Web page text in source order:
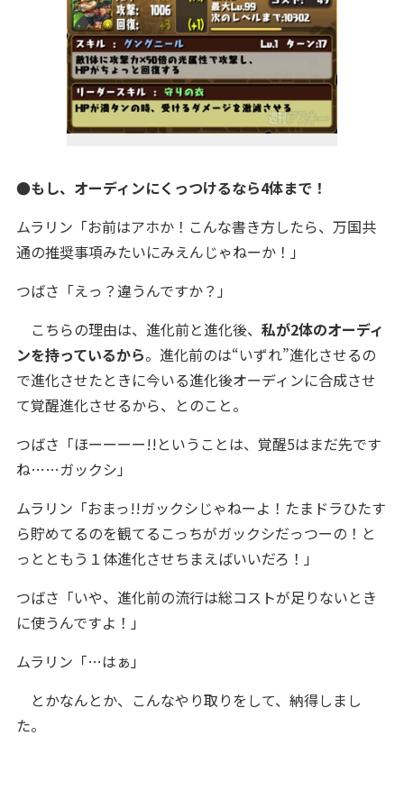
●もし、オーディンにくっつけるなら4体まで！
ムラリン「お前はアホか！こんな書き方したら、万国共
通の推奨事項みたいにみえんじゃねーか！」
つばさ「えっ？違うんですか？」
こちらの理由は、進化前と進化後、 私が2体のオーディ
ンを持っているから。進化前のは“いずれ”進化させるの
で進化させたときに今いる進化後オーディンに合成させ
て覚醒進化させるから、とのこと。
つばさ「ほーーーー!!ということは、覚醒5はまだ先です
ね……ガックシ」
ムラリン「おまっ!!ガックシじゃねーよ！たまドラひたす
ら貯めてるのを観てるこっちがガックシだっつーの！と
っとともう１体進化させちまえばいいだろ！」
つばさ「いや、進化前の流行は総コストが足りないとき
に使うんですよ！」
ムラリン「…はぁ」
とかなんとか、こんなやり取りをして、納得しまし
た。